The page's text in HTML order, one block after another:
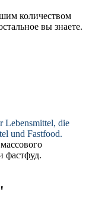
количеством
вы знаете.
Lebensmittel, die
und Fastfood.
фастфуд.